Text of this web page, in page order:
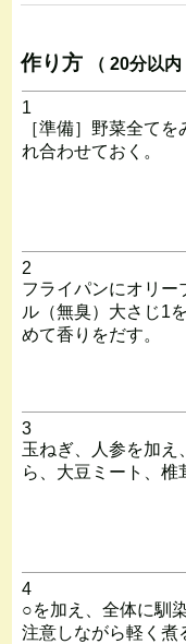
作り方 （ 20分以内
1
［準備］野菜全て
れ合わせておく。
2
フライパンにオリー
ル（無臭）大さじ1
めて香りをだす。
3
玉ねぎ、人参を加え
ら、大豆ミート、椎
4
○を加え、全体に馴
注意しながら軽く煮